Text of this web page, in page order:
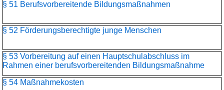
§ 51 Berufsvorbereitende Bildungsmaßnahmen
§ 52 Förderungsberechtigte junge Menschen
§ 53 Vorbereitung auf einen Hauptschulabschluss im
Rahmen einer berufsvorbereitenden Bildungsmaßnahme
§ 54 Maßnahmekosten